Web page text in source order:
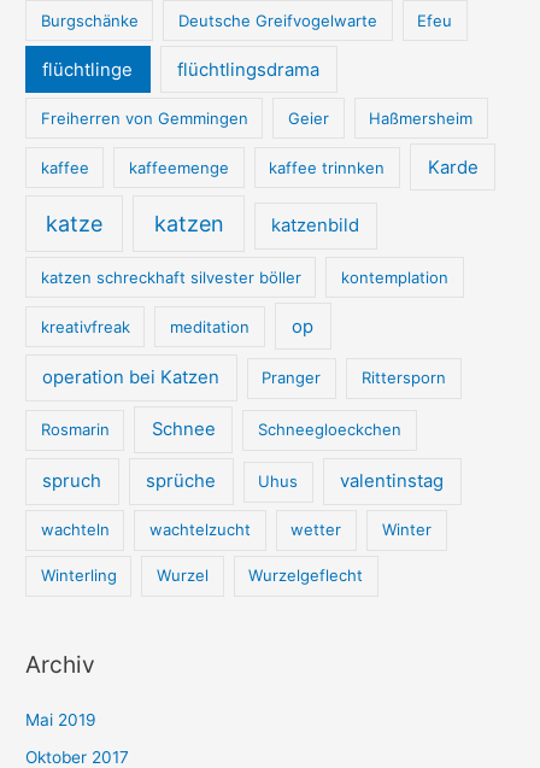
Burgschänke Deutsche Greifvogelwarte Efeu
flüchtlinge flüchtlingsdrama
Freiherren von Gemmingen Geier Haßmersheim
kaffee kaffeemenge kaffee trinnken Karde
katze katzen katzenbild
katzen schreckhaft silvester böller kontemplation
kreativfreak meditation op
operation bei Katzen Pranger Rittersporn
Rosmarin Schnee Schneegloeckchen
spruch sprüche Uhus valentinstag
wachteln wachtelzucht wetter Winter
Winterling Wurzel Wurzelgeflecht
Archiv
Mai 2019
Oktober 2017